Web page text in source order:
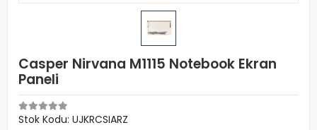
Casper Nirvana M1115 Notebook Ekran
Paneli
Stok Kodu: UJKRCSIARZ